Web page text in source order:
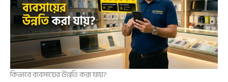
কিভাবে ব্যবসায়ের উন্নতি করা যায়?